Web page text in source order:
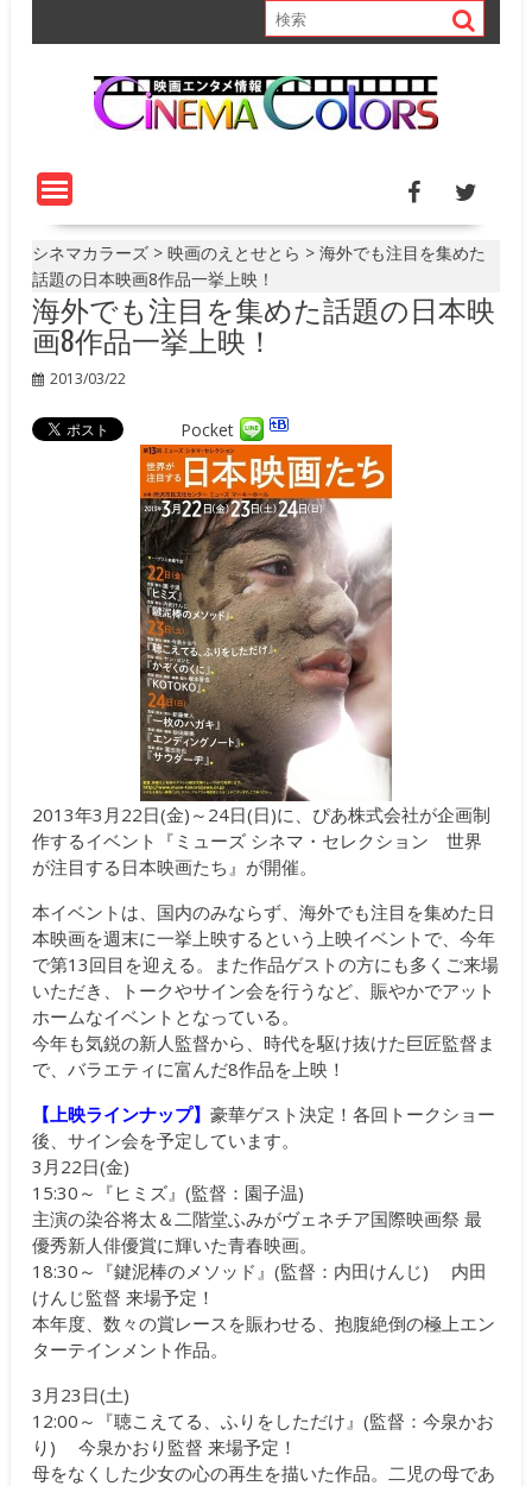
シネマカラーズ >映画のえとせとら >海外でも注目を集めた
話題の日本映画8作品一挙上映！
海外でも注目を集めた話題の日本映
画8作品一挙上映！
2013/03/22
Pocket
2013年3月22日(金)～24日(日)に、ぴあ株式会社が企画制
作するイベント『ミューズ シネマ・セレクション 世界
が注目する日本映画たち』が開催。
本イベントは、国内のみならず、海外でも注目を集めた日
本映画を週末に一挙上映するという上映イベントで、今年
で第13回目を迎える。また作品ゲストの方にも多くご来場
いただき、トークやサイン会を行うなど、賑やかでアット
ホームなイベントとなっている。
今年も気鋭の新人監督から、時代を駆け抜けた巨匠監督ま
で、バラエティに富んだ8作品を上映！
【上映ラインナップ】豪華ゲスト決定！各回トークショー
後、サイン会を予定しています。
3月22日(金)
15:30～『ヒミズ』(監督：園子温)
主演の染谷将太＆二階堂ふみがヴェネチア国際映画祭 最
優秀新人俳優賞に輝いた青春映画。
18:30～『鍵泥棒のメソッド』(監督：内田けんじ) 内田
けんじ監督 来場予定！
本年度、数々の賞レースを賑わせる、抱腹絶倒の極上エン
ターテインメント作品。
3月23日(土)
12:00～『聴こえてる、ふりをしただけ』(監督：今泉かお
り) 今泉かおり監督 来場予定！
母をなくした少女の心の再生を描いた作品。二児の母であ